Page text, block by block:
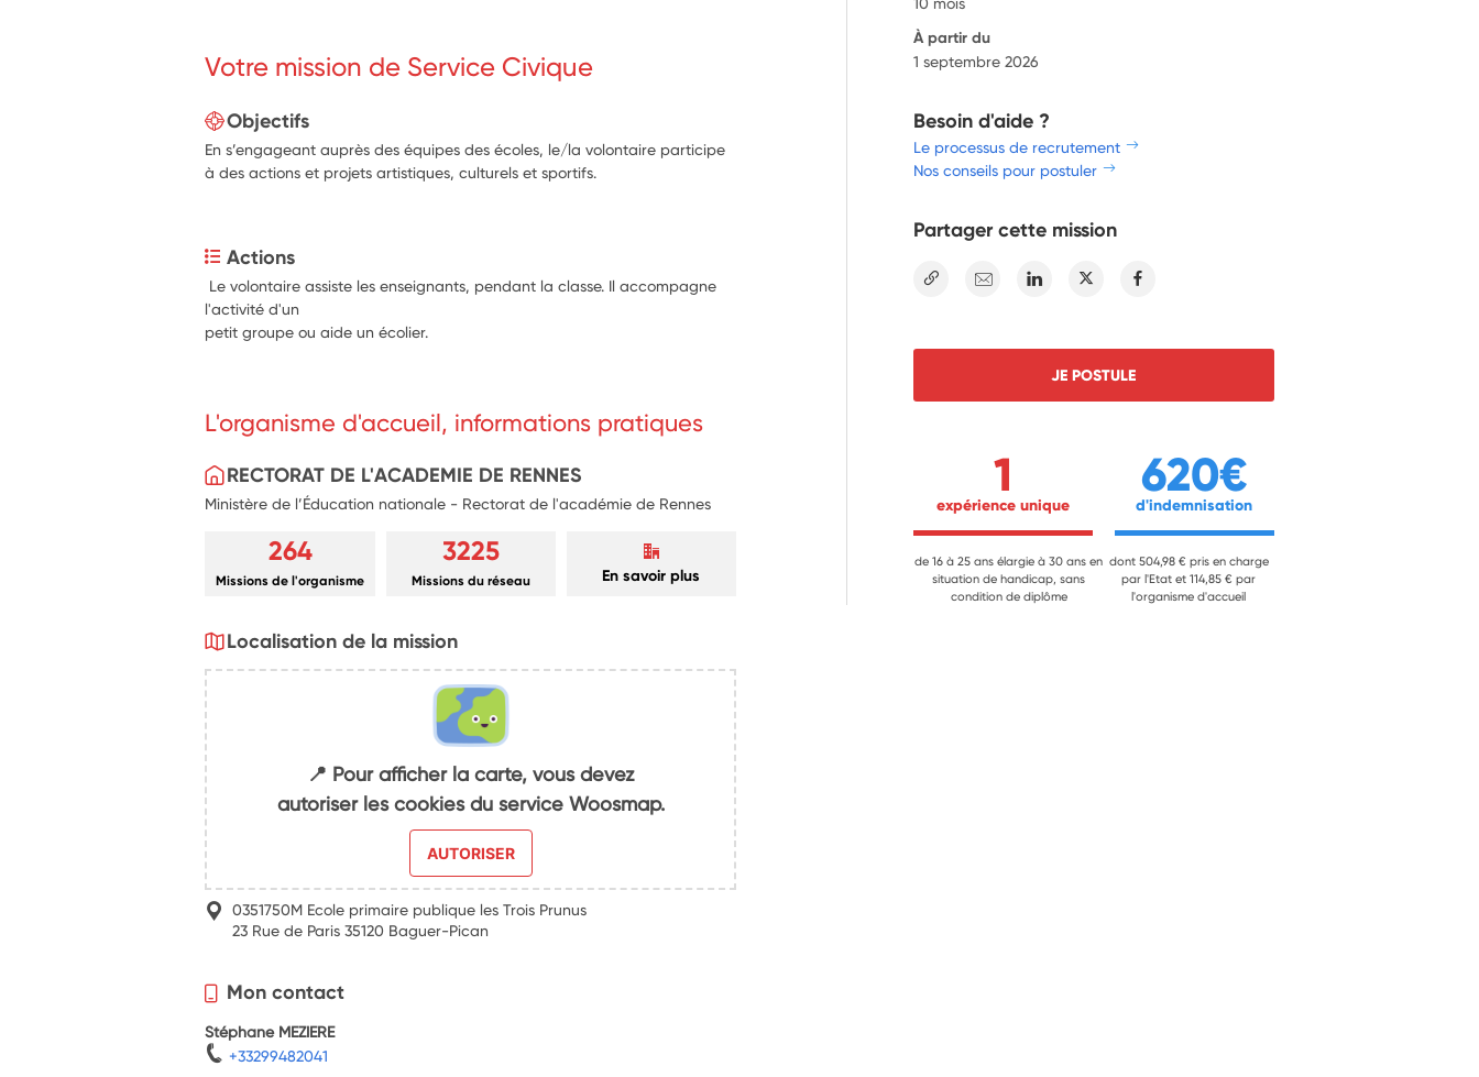
Votre mission de Service Civique
Objectifs
En s’engageant auprès des équipes des écoles, le/la volontaire participe
à des actions et projets artistiques, culturels et sportifs.
Actions
Le volontaire assiste les enseignants, pendant la classe. Il accompagne
l'activité d'un
petit groupe ou aide un écolier.
L'organisme d'accueil, informations pratiques
RECTORAT DE L'ACADEMIE DE RENNES
Ministère de l’Éducation nationale - Rectorat de l'académie de Rennes
264
Missions de l'organisme
3225
Missions du réseau En savoir plus
Localisation de la mission
📍 Pour afficher la carte, vous devez
autoriser les cookies du service Woosmap.
AUTORISER
0351750M Ecole primaire publique les Trois Prunus
23 Rue de Paris 35120 Baguer-Pican
Mon contact
Stéphane MEZIERE
+33299482041
À partir du
1 septembre 2026
Besoin d'aide ?
Le processus de recrutement
Nos conseils pour postuler
Partager cette mission
E-mail Linkedin Twitter
JE POSTULE
1
expérience unique
de 16 à 25 ans élargie à 30 ans en
situation de handicap, sans
condition de diplôme
620€
d'indemnisation
dont 504,98 € pris en charge
par l'Etat et 114,85 € par
l'organisme d'accueil